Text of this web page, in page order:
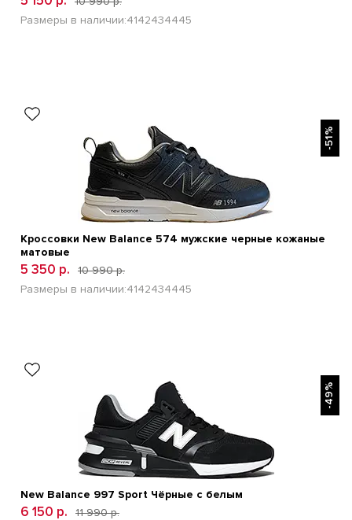
Размеры в наличии:4142434445
-51%
Кроссовки New Balance 574 мужские черные кожаные
матовые
5 350 р.
10 990 р.
Размеры в наличии:4142434445
-49%
New Balance 997 Sport Чёрные с белым
6 150 р.
11 990 р.